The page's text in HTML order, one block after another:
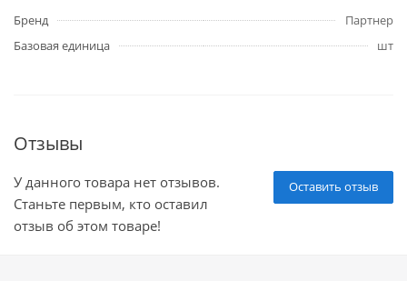
Бренд
Партнер
Базовая единица
шт
Отзывы
Оставить отзыв
У данного товара нет отзывов.
Станьте первым, кто оставил
отзыв об этом товаре!